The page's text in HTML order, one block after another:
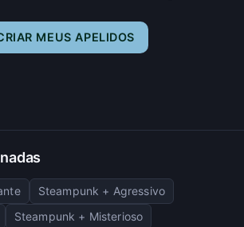
MEUS APELIDOS
Steampunk + Agressivo
Steampunk + Misterioso